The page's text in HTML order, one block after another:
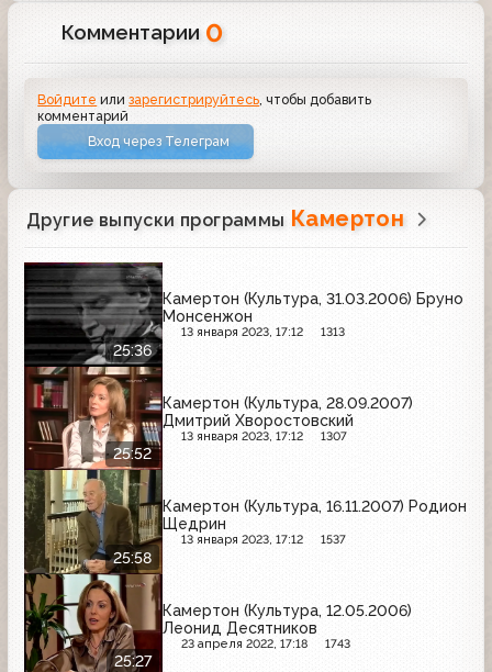
Комментарии 0
Войдите илизарегистрируйтесь , чтобы добавить
комментарий
Вход через Телеграм
Другие выпуски программы Камертон
25:36
Камертон (Культура, 31.03.2006) Бруно
Монсенжон
13 января 2023, 17:12 1313
25:52
Камертон (Культура, 28.09.2007)
Дмитрий Хворостовский
13 января 2023, 17:12 1307
25:58
Камертон (Культура, 16.11.2007) Родион
Щедрин
13 января 2023, 17:12 1537
25:27
Камертон (Культура, 12.05.2006)
Леонид Десятников
23 апреля 2022, 17:18 1743